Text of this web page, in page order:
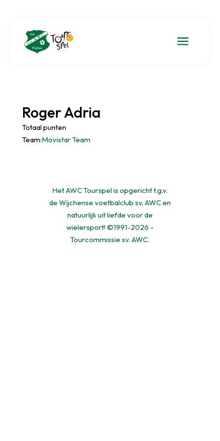
a
Roger Adria
Totaal punten
Team:Movistar Team
Het AWC Tourspel is opgericht t.g.v.
de Wijchense voetbalclub sv. AWC en
natuurlijk uit liefde voor de
wielersport! ©1991-2026 -
Tourcommissie sv. AWC.